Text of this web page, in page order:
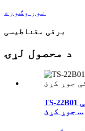
نور وګوره
برقی مقناطیسی
د محصول لړۍ
TS-22B01 جدول ټاپ او په واحد انډک کې
جوړ کړئ ...